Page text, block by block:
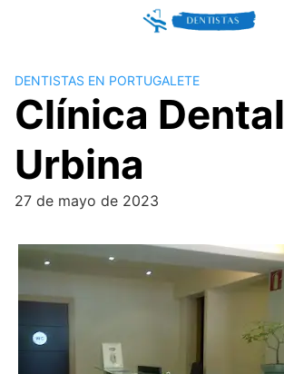
DENTISTAS EN PORTUGALETE
Clínica Dental
Urbina
27 de mayo de 2023